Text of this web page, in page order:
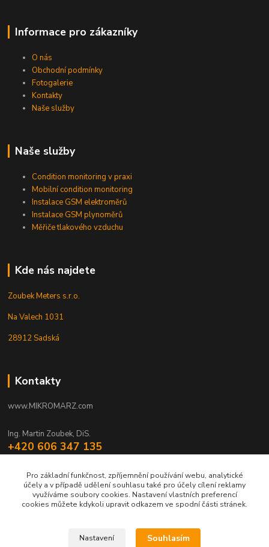
Informace pro zákazníky
O nás
Obchodní podmínky
Fotogalerie
Kontakty
Naše služby
Naše služby
Condition monitoring v praxi
Mobilní condition monitoring
Instalace GSM elektroměrů
Instalace GSM plynoměrů
Měřiče tlakového vzduchu
Kde nás najdete
Zoubek Meters s.r.o.
Na Valech 1031
28912 Sadská
Kontakty
www.MIKROMARZ.com
Ing. Martin Zoubek, DiS.
+420 606 347 135
zoubek@mikromarz.cz
Pro základní funkčnost, zpříjemnění používání webu, analytické
účely a v případě udělení souhlasu také pro účely cílení reklamy
využíváme soubory cookies. Nastavení vlastních preferencí
cookies můžete kdykoli upravit odkazem ve spodní části stránek.
Nastavení Souhlasím